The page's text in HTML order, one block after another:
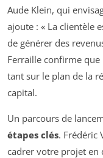
Aude Klein, qui
ajoute : « La clientèle
de générer des
Ferraille confirme que
tant sur le plan de la
capital.
Un parcours de
étapes clés. Frédéric
cadrer votre projet en